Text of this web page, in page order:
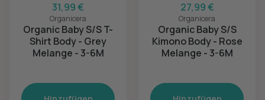
31,99 €
Organicera
Organic Baby S/S T-
Shirt Body - Grey
Melange - 3-6M
27,99 €
Organicera
Organic Baby S/S
Kimono Body - Rose
Melange - 3-6M